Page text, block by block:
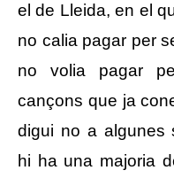
el de Lleida, en el
no calia pagar per
no volia pagar
cançons que ja
digui no a algunes
hi ha una majoria